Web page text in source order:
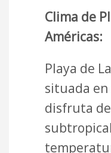
Clima de
Américas:
Playa de
situada
disfruta